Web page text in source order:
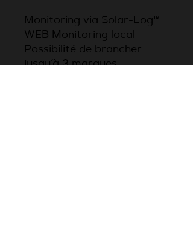
Monitoring via Solar-Log™
WEB Monitoring local
Possibilité de brancher
jusqu‘à 3 marques